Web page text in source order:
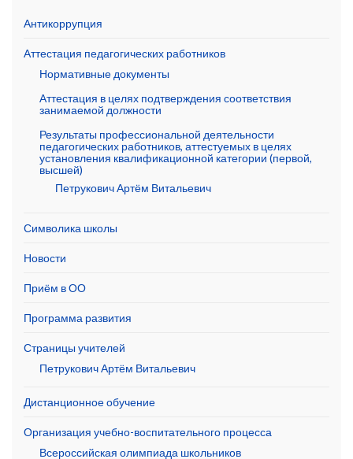
Антикоррупция
Аттестация педагогических работников
Нормативные документы
Аттестация в целях подтверждения соответствия
занимаемой должности
Результаты профессиональной деятельности
педагогических работников, аттестуемых в целях
установления квалификационной категории (первой,
высшей)
Петрукович Артём Витальевич
Символика школы
Новости
Приём в ОО
Программа развития
Страницы учителей
Петрукович Артём Витальевич
Дистанционное обучение
Организация учебно-воспитательного процесса
Всероссийская олимпиада школьников